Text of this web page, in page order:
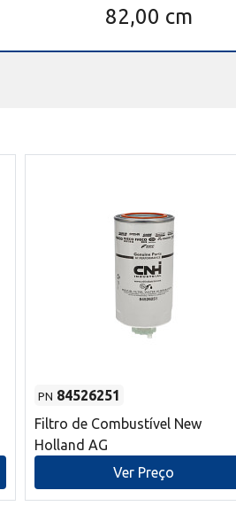
82,00 cm
PN 84526251
Filtro de Combustível New
Holland AG
Ver Preço